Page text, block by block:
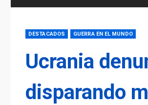
DESTACADOS GUERRA EN EL MUNDO
Ucrania
disparando